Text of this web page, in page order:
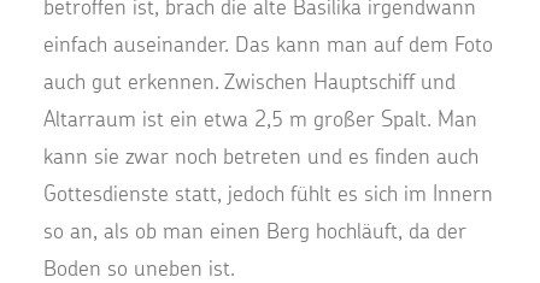
betroffen ist, brach die alte Basilika irgendwann
einfach auseinander. Das kann man auf dem Foto
auch gut erkennen. Zwischen Hauptschiff und
Altarraum ist ein etwa 2,5 m großer Spalt. Man
kann sie zwar noch betreten und es finden auch
Gottesdienste statt, jedoch fühlt es sich im Innern
so an, als ob man einen Berg hochläuft, da der
Boden so uneben ist.